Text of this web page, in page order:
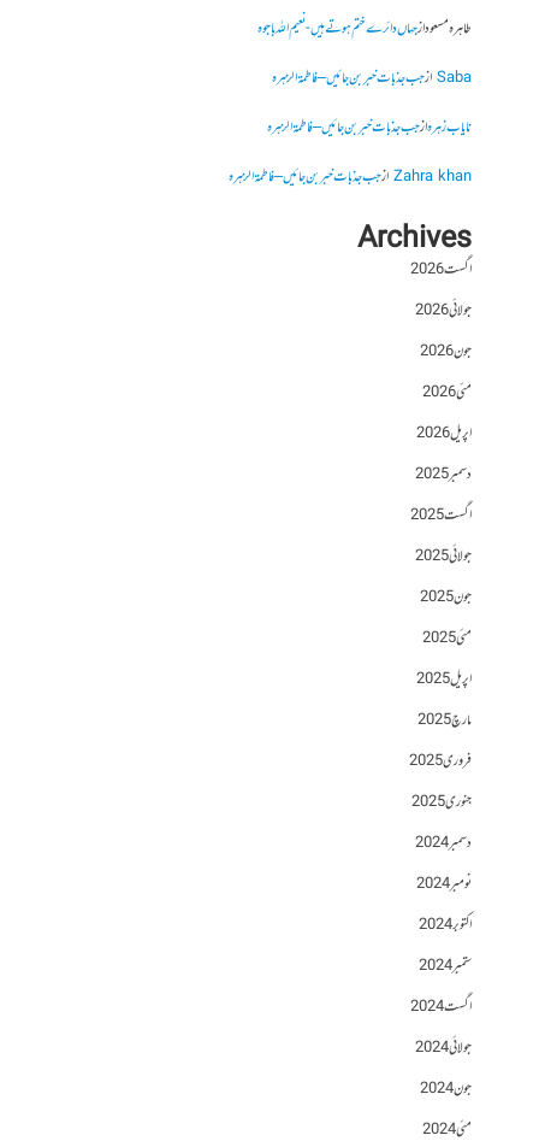
طاہرہ مسعودازجہاں دائرے ختم ہوتے ہیں- نعیم اللہ باجوہ
Sabaازجب جذبات خبر بن جائیں – فاطمۃالزہرہ
نایاب زہرہازجب جذبات خبر بن جائیں – فاطمۃالزہرہ
Zahra khanازجب جذبات خبر بن جائیں – فاطمۃالزہرہ
Archives
اگست 2026
جولائی 2026
جون 2026
مئی 2026
اپریل 2026
دسمبر 2025
اگست 2025
جولائی 2025
جون 2025
مئی 2025
اپریل 2025
مارچ 2025
فروری 2025
جنوری 2025
دسمبر 2024
نومبر 2024
اکتوبر 2024
ستمبر 2024
اگست 2024
جولائی 2024
جون 2024
مئی 2024